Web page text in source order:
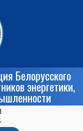
Белорусского
энергетики,